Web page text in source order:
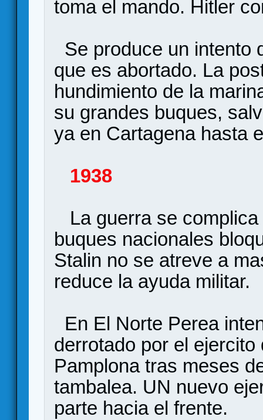
toma el mando. Hitler
Se produce un intento
que es abortado. La
hundimiento de la
su grandes buques,
ya en Cartagena hasta
1938
La guerra se
buques nacionales
Stalin no se atreve a
reduce la ayuda militar.
En El Norte Perea
derrotado por el
Pamplona tras meses
tambalea. UN nuevo
parte hacia el frente.